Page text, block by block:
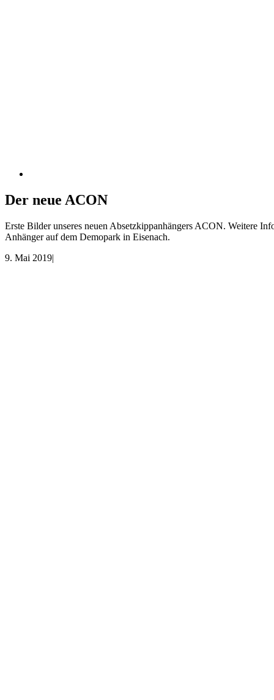
Der neue ACON
Erste Bilder unseres neuen Absetzkippanhängers ACON. Weitere
Anhänger auf dem Demopark in Eisenach.
9. Mai 2019|